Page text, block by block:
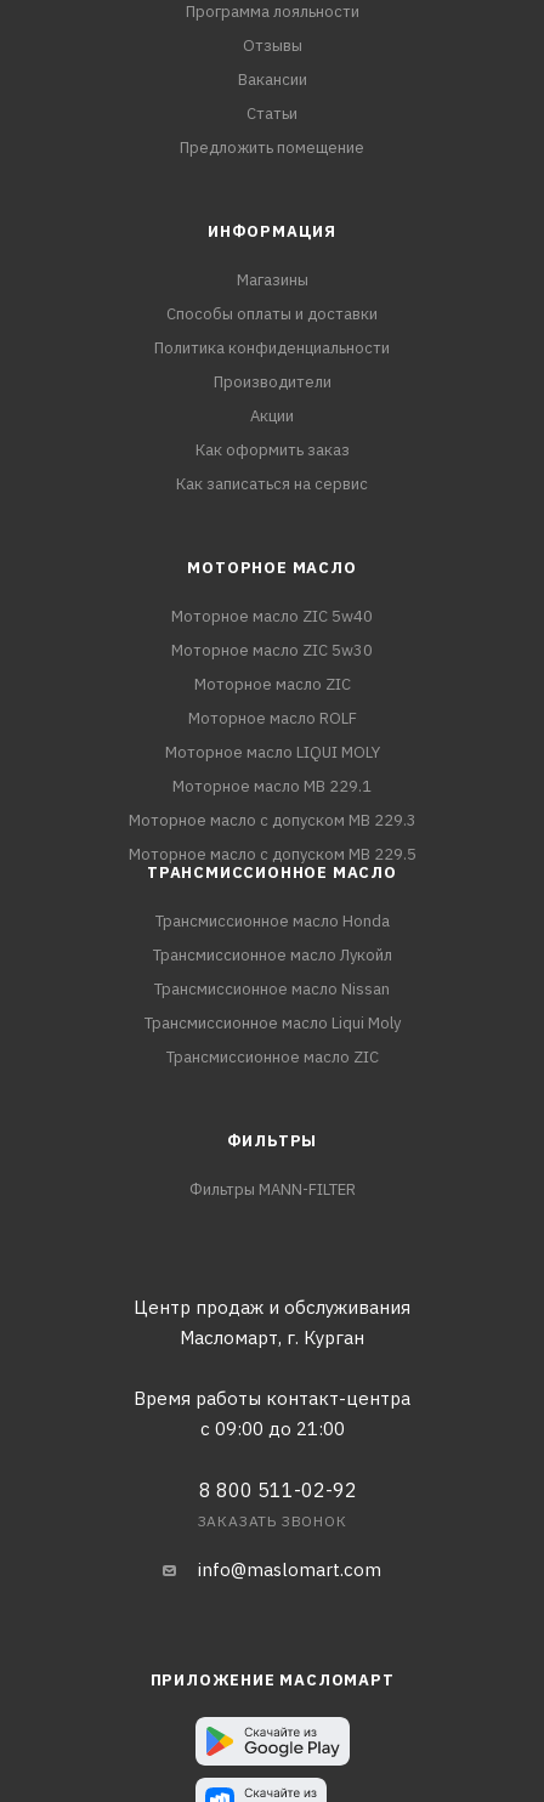
Программа лояльности
Отзывы
Вакансии
Статьи
Предложить помещение
ИНФОРМАЦИЯ
Магазины
Способы оплаты и доставки
Политика конфиденциальности
Производители
Акции
Как оформить заказ
Как записаться на сервис
МОТОРНОЕ МАСЛО
Моторное масло ZIC 5w40
Моторное масло ZIC 5w30
Моторное масло ZIC
Моторное масло ROLF
Моторное масло LIQUI MOLY
Моторное масло MB 229.1
Моторное масло с допуском MB 229.3
Моторное масло с допуском MB 229.5
ТРАНСМИССИОННОЕ МАСЛО
Трансмиссионное масло Honda
Трансмиссионное масло Лукойл
Трансмиссионное масло Nissan
Трансмиссионное масло Liqui Moly
Трансмиссионное масло ZIC
ФИЛЬТРЫ
Фильтры MANN-FILTER
Центр продаж и обслуживания
Масломарт, г. Курган
Время работы контакт-центра
с 09:00 до 21:00
8 800 511-02-92
ЗАКАЗАТЬ ЗВОНОК
info@maslomart.com
ПРИЛОЖЕНИЕ МАСЛОМАРТ